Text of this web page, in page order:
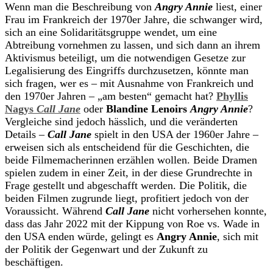
Wenn man die Beschreibung vonAngry Annie liest, einer
Frau im Frankreich der 1970er Jahre, die schwanger wird,
sich an eine Solidaritätsgruppe wendet, um eine
Abtreibung vornehmen zu lassen, und sich dann an ihrem
Aktivismus beteiligt, um die notwendigen Gesetze zur
Legalisierung des Eingriffs durchzusetzen, könnte man
sich fragen, wer es – mit Ausnahme von Frankreich und
den 1970er Jahren – „am besten“ gemacht hat? Phyllis
Nagys Call Jane oder Blandine Lenoirs Angry Annie?
Vergleiche sind jedoch hässlich, und die veränderten
Details – Call Jane spielt in den USA der 1960er Jahre –
erweisen sich als entscheidend für die Geschichten, die
beide Filmemacherinnen erzählen wollen. Beide Dramen
spielen zudem in einer Zeit, in der diese Grundrechte in
Frage gestellt und abgeschafft werden. Die Politik, die
beiden Filmen zugrunde liegt, profitiert jedoch von der
Voraussicht. Während Call Jane nicht vorhersehen konnte,
dass das Jahr 2022 mit der Kippung von Roe vs. Wade in
den USA enden würde, gelingt es Angry Annie, sich mit
der Politik der Gegenwart und der Zukunft zu
beschäftigen.